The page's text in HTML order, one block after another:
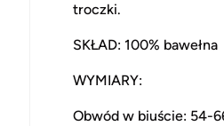
troczki.
SKŁAD: 100% bawełna
WYMIARY:
Obwód w biuście: 54-